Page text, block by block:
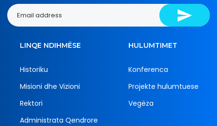
LINQE NDIHMËSE
Historiku
Misioni dhe Vizioni
Rektori
Administrata Qendrore
HULUMTIMET
Konferenca
Projekte hulumtuese
Vegëza